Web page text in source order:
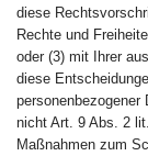
diese
Rechte und
oder (3) mit Ihrer
diese
personenbezogener
nicht Art. 9 Abs. 2
Maßnahmen zum